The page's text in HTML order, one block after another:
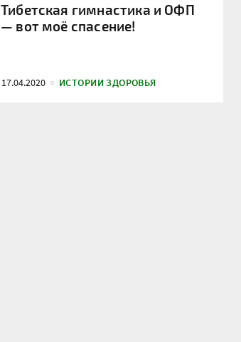
Тибетская гимнастика и ОФП
— вот моё спасение!
17.04.2020 ИСТОРИИ ЗДОРОВЬЯ